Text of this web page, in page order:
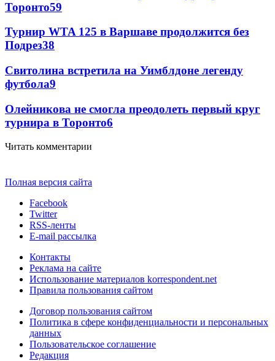
Торонто59
Турнир WTA 125 в Варшаве продолжится без
Подрез38
Свитолина встретила на Уимблдоне легенду
футбола9
Олейникова не смогла преодолеть первый круг
турнира в Торонто6
Читать комментарии
Полная версия сайта
Facebook
Twitter
RSS-ленты
E-mail рассылка
Контакты
Реклама на сайте
Использование материалов korrespondent.net
Правила пользования сайтом
Договор пользования сайтом
Политика в сфере конфиденциальности и персональных
данных
Пользовательское соглашение
Редакция